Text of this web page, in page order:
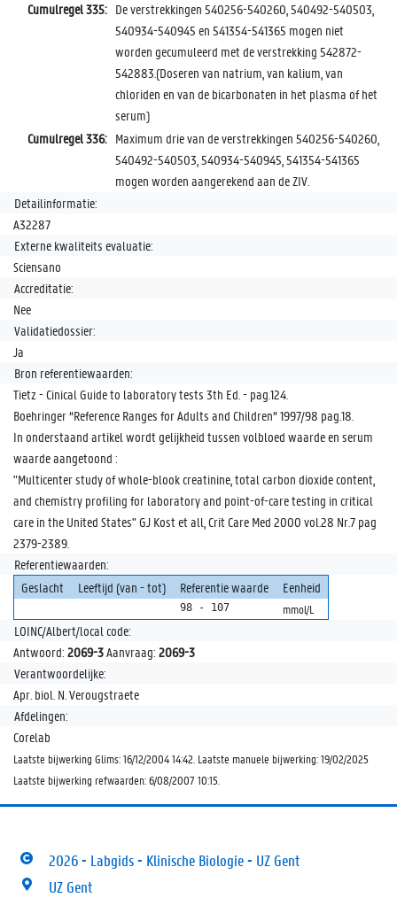
Cumulregel 335: De verstrekkingen 540256-540260, 540492-540503,
540934-540945 en 541354-541365 mogen niet
worden gecumuleerd met de verstrekking 542872-
542883.(Doseren van natrium, van kalium, van
chloriden en van de bicarbonaten in het plasma of het
serum)
Cumulregel 336: Maximum drie van de verstrekkingen 540256-540260,
540492-540503, 540934-540945, 541354-541365
mogen worden aangerekend aan de ZIV.
Detailinformatie:
A32287
Externe kwaliteits evaluatie:
Sciensano
Accreditatie:
Nee
Validatiedossier:
Ja
Bron referentiewaarden:
Tietz - Cinical Guide to laboratory tests 3th Ed. - pag.124.
Boehringer “Reference Ranges for Adults and Children” 1997/98 pag.18.
In onderstaand artikel wordt gelijkheid tussen volbloed waarde en serum
waarde aangetoond :
"Multicenter study of whole-blook creatinine, total carbon dioxide content,
and chemistry profiling for laboratory and point-of-care testing in critical
care in the United States" GJ Kost et all, Crit Care Med 2000 vol.28 Nr.7 pag
2379-2389.
Referentiewaarden:
Geslacht
Leeftijd (van - tot) Referentie waarde Eenheid
98 - 107 mmol/L
LOINC/Albert/local code:
Antwoord: 2069-3Aanvraag: 2069-3
Verantwoordelijke:
Apr. biol. N. Verougstraete
Afdelingen:
Corelab
Laatste bijwerking Glims: 16/12/2004 14:42. Laatste manuele bijwerking: 19/02/2025
Laatste bijwerking refwaarden: 6/08/2007 10:15.
2026 - Labgids - Klinische Biologie - UZ Gent
UZ Gent